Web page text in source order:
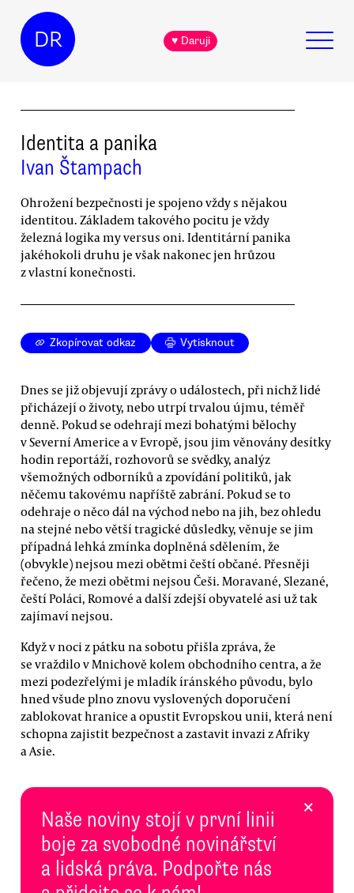
DR ♥ Daruji
Identita a panika
Ivan Štampach
Ohrožení bezpečnosti je spojeno vždy s nějakou
identitou. Základem takového pocitu je vždy
železná logika my versus oni. Identitární panika
jakéhokoli druhu je však nakonec jen hrůzou
z vlastní konečnosti.
Zkopírovat odkaz Vytisknout
Dnes se již objevují zprávy o událostech, při nichž lidé
přicházejí o životy, nebo utrpí trvalou újmu, téměř
denně. Pokud se odehrají mezi bohatými bělochy
v Severní Americe a v Evropě, jsou jim věnovány desítky
hodin reportáží, rozhovorů se svědky, analýz
všemožných odborníků a zpovídání politiků, jak
něčemu takovému napříště zabrání. Pokud se to
odehraje o něco dál na východ nebo na jih, bez ohledu
na stejné nebo větší tragické důsledky, věnuje se jim
případná lehká zmínka doplněná sdělením, že
(obvykle) nejsou mezi obětmi čeští občané. Přesněji
řečeno, že mezi obětmi nejsou Češi. Moravané, Slezané,
čeští Poláci, Romové a další zdejší obyvatelé asi už tak
zajímaví nejsou.
Když v noci z pátku na sobotu přišla zpráva, že
se vraždilo v Mnichově kolem obchodního centra, a že
mezi podezřelými je mladík íránského původu, bylo
hned všude plno znovu vyslovených doporučení
zablokovat hranice a opustit Evropskou unii, která není
schopna zajistit bezpečnost a zastavit invazi z Afriky
a Asie.
Naše noviny stojí v první linii
boje za svobodné novinářství
a lidská práva. Podpořte nás
×